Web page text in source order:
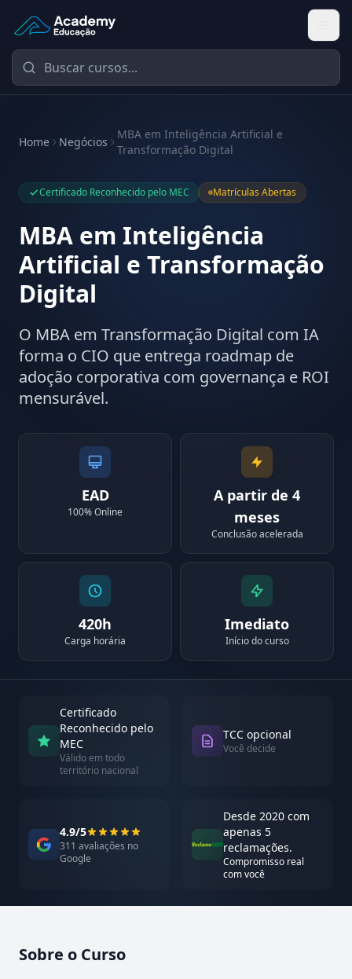
Academy Educação — Página Inicial
Home Negócios
MBA em Inteligência Artificial e
Transformação Digital
Certificado Reconhecido pelo MEC Matrículas Abertas
MBA em Inteligência
Artificial e Transformação
Digital
O MBA em Transformação Digital com IA
forma o CIO que entrega roadmap de
adoção corporativa com governança e ROI
mensurável.
EAD
100% Online
A partir de 4
meses
Conclusão acelerada
420h
Carga horária
Imediato
Início do curso
Certificado
Reconhecido pelo
MEC
Válido em todo
território nacional
TCC opcional
Você decide
4.9/5
311 avaliações no
Google
Desde 2020 com
apenas 5
reclamações.
Compromisso real
com você
Sobre o Curso
Atualizado em abril de 2026